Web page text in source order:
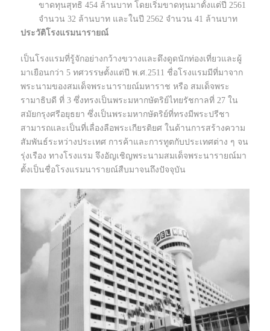
ขาดทุนสุทธิ 454 ล้านบาท โดยเริ่มขาดทุนมาตั้งแต่ปี 2561
จำนวน 32 ล้านบาท และในปี 2562 จำนวน 41 ล้านบาท
ประวัติโรงแรมนารายณ์
เป็นโรงแรมที่รู้จักอย่างกว้างขวางและดึงดูดนักท่องเที่ยวและผู้
มาเยือนกว่า 5 ทศวรรษตั้งแต่ปี พ.ศ.2511 ชื่อโรงแรมมีที่มาจาก
พระนามของสมเด็จพระนารายณ์มหาราช หรือ สมเด็จพระ
รามาธิบดี ที่ 3 ซึ่งทรงเป็นพระมหากษัตริย์ไทยรัชกาลที่ 27 ใน
สมัยกรุงศรีอยุธยา ซึ่งเป็นพระมหากษัตริย์ที่ทรงมีพระปรีชา
สามารถและเป็นที่เลื่องลือพระเกียรติยศ ในด้านการสร้างความ
สัมพันธ์ระหว่างประเทศ การค้าและการทูตกับประเทศต่าง ๆ จน
รุ่งเรือง ทางโรงแรม จึงอัญเชิญพระนามสมเด็จพระนารายณ์มา
ตั้งเป็นชื่อโรงแรมนารายณ์สืบมาจนถึงปัจจุบัน